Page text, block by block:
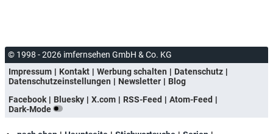
© 1998 - 2026 imfernsehen GmbH & Co. KG
Impressum
Kontakt Werbung schalten
Datenschutz
Datenschutzeinstellungen
Newsletter
Blog
Facebook
Bluesky X.com RSS-Feed
Atom-Feed
Dark-Mode